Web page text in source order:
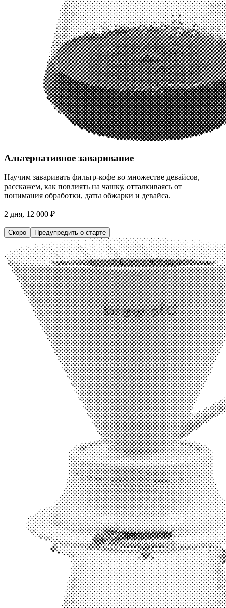
Альтернативное заваривание
Научим заваривать фильтр-кофе во множестве девайсов,
расскажем, как повлиять на чашку, отталкиваясь от
понимания обработки, даты обжарки и девайса.
2 дня, 12 000 ₽
Скоро Предупредить о старте